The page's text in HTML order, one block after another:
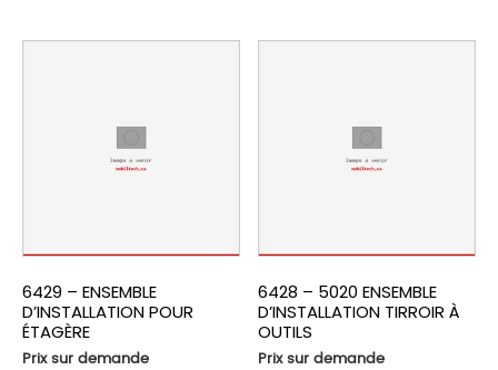
6429 – ENSEMBLE
D’INSTALLATION POUR
ÉTAGÈRE
Prix sur demande
6428 – 5020 ENSEMBLE
D’INSTALLATION TIRROIR À
OUTILS
Prix sur demande